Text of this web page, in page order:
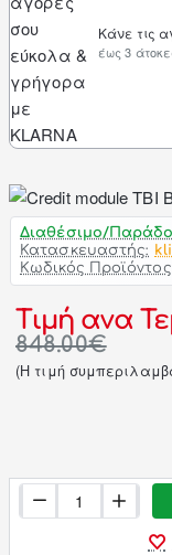
Κάνε τις
έως 3
Διαθέσιμο/
Κατασκευαστής:
Κωδικός
Τιμή ανα
848.00€
(H τιμή